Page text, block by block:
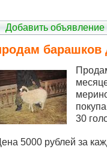
Добавить объявление
барашков
30
5000 рублей за